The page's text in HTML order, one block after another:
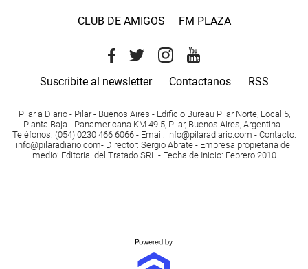
CLUB DE AMIGOS FM PLAZA
Suscribite al newsletter Contactanos RSS
Pilar a Diario - Pilar - Buenos Aires - Edificio Bureau Pilar Norte, Local 5,
Planta Baja - Panamericana KM 49.5, Pilar, Buenos Aires, Argentina -
Teléfonos: (054) 0230 466 6066 - Email : info@pilaradiario.com - Contacto:
info@pilaradiario.com- Director: Sergio Abrate - Empresa propietaria del
medio: Editorial del Tratado SRL - Fecha de Inicio: Febrero 2010